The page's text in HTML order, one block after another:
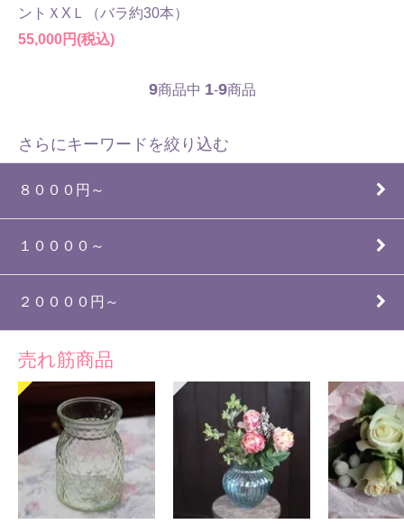
ントＸXＬ（バラ約30本）
55,000円(税込)
9商品中 1-9商品
さらにキーワードを絞り込む
８０００円～
１００００～
２００００円～
売れ筋商品